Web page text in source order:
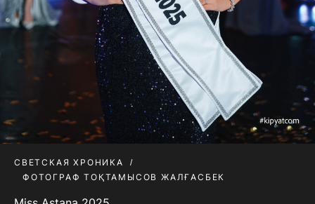
СВЕТСКАЯ ХРОНИКА
ФОТОГРАФ ТОҚТАМЫСОВ ЖАЛҒАСБЕК